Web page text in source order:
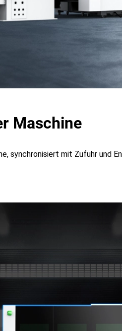
Maschine
synchronisiert mit Zufuhr